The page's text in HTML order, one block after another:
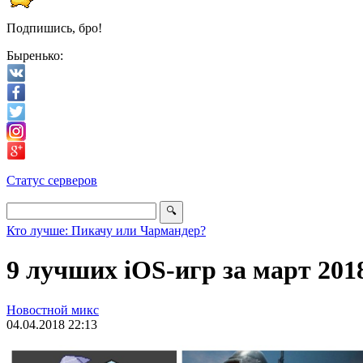
Подпишись, бро!
Быренько:
Статус серверов
Кто лучше: Пикачу или Чармандер?
9 лучших iOS-игр за март
Новостной микс
04.04.2018 22:13